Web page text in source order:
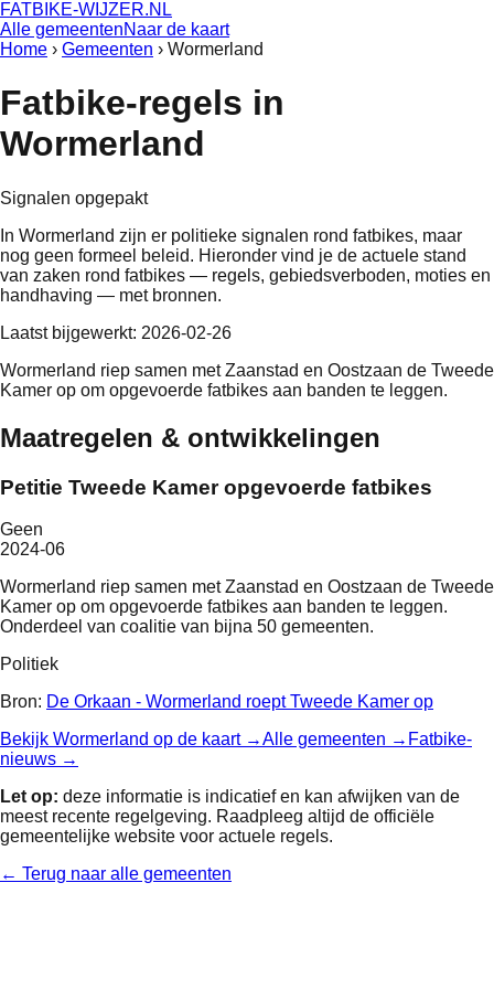
FATBIKE-WIJZER.NL
Alle gemeentenNaar de kaart
Home › Gemeenten › Wormerland
Fatbike-regels in
Wormerland
Signalen opgepakt
In Wormerland zijn er politieke signalen rond fatbikes, maar
nog geen formeel beleid. Hieronder vind je de actuele stand
van zaken rond fatbikes — regels, gebiedsverboden, moties en
handhaving — met bronnen.
Laatst bijgewerkt: 2026-02-26
Wormerland riep samen met Zaanstad en Oostzaan de Tweede
Kamer op om opgevoerde fatbikes aan banden te leggen.
Maatregelen & ontwikkelingen
Petitie Tweede Kamer opgevoerde fatbikes
Geen
2024-06
Wormerland riep samen met Zaanstad en Oostzaan de Tweede
Kamer op om opgevoerde fatbikes aan banden te leggen.
Onderdeel van coalitie van bijna 50 gemeenten.
Politiek
Bron: De Orkaan - Wormerland roept Tweede Kamer op
Bekijk Wormerland op de kaart →Alle gemeenten → Fatbike-
nieuws →
Let op: deze informatie is indicatief en kan afwijken van de
meest recente regelgeving. Raadpleeg altijd de officiële
gemeentelijke website voor actuele regels.
← Terug naar alle gemeenten